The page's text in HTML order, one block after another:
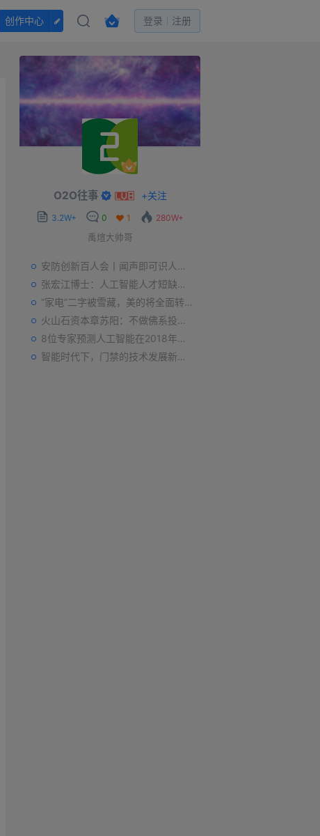
创作中心 登录 注册
O2O往事 +关注
3.2W+ 0 1
280W+
禹煊大帅哥
安防创新百人会丨闻声即可识人，虚拟诈骗的克星——声纹识别
张宏江博士：人工智能人才短缺是世界性问题
“家电”二字被雪藏，美的将全面转型智能制造？
火山石资本章苏阳：不做佛系投资人，为企业价值战斗到底
8位专家预测人工智能在2018年对我们的影响
智能时代下，门禁的技术发展新趋势